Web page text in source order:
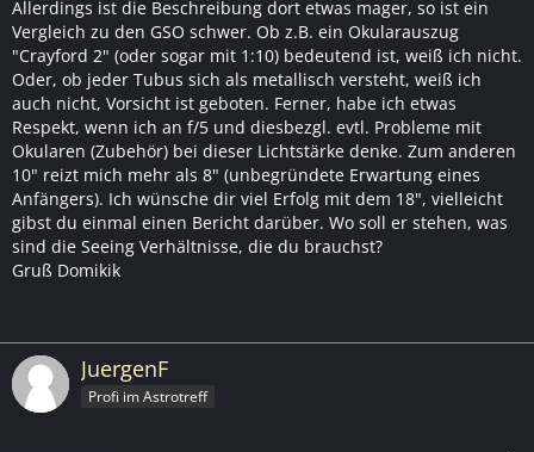
Allerdings ist die Beschreibung dort etwas mager, so ist ein
Vergleich zu den GSO schwer. Ob z.B. ein Okularauszug
"Crayford 2" (oder sogar mit 1:10) bedeutend ist, weiß ich nicht.
Oder, ob jeder Tubus sich als metallisch versteht, weiß ich
auch nicht, Vorsicht ist geboten. Ferner, habe ich etwas
Respekt, wenn ich an f/5 und diesbezgl. evtl. Probleme mit
Okularen (Zubehör) bei dieser Lichtstärke denke. Zum anderen
10" reizt mich mehr als 8" (unbegründete Erwartung eines
Anfängers). Ich wünsche dir viel Erfolg mit dem 18", vielleicht
gibst du einmal einen Bericht darüber. Wo soll er stehen, was
sind die Seeing Verhältnisse, die du brauchst?
Gruß Domikik
JuergenF
Profi im Astrotreff